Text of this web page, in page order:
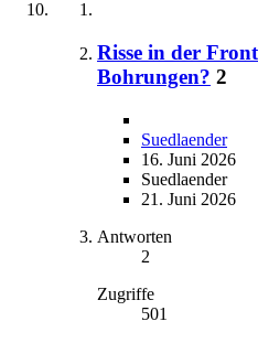
Risse in der
Bohrungen? 2
Suedlaender
16. Juni 2026
Suedlaender
21. Juni 2026
Antworten
2
Zugriffe
501